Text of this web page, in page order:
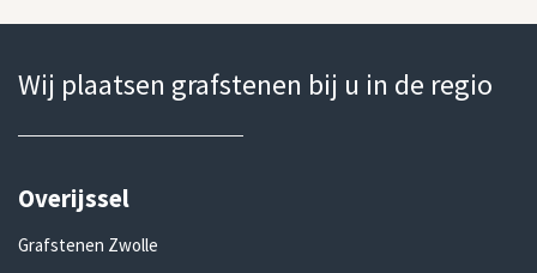
Wij plaatsen grafstenen bij u in de regio
Overijssel
Grafstenen Zwolle